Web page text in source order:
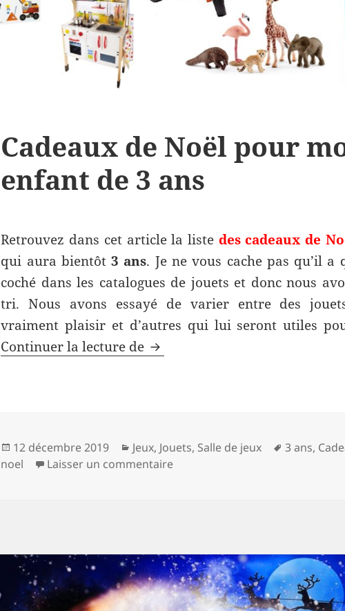
Cadeaux de Noël pour
enfant de 3 ans
Retrouvez dans cet article la liste des cadeaux de
qui aura bientôt3 ans. Je ne vous cache pas qu’il a
coché dans les catalogues de jouets et donc nous
tri. Nous avons essayé de varier entre des
vraiment plaisir et d’autres qui lui seront utiles
Continuer la lecture de Cadeaux de Noël pour mon
Publié
le
12 décembre 2019 Catégories
Jeux, Jouets, Salle de jeux
Mots-
3 ans,
noel
Laisser un commentairesur Cadeaux de Noël pour mon